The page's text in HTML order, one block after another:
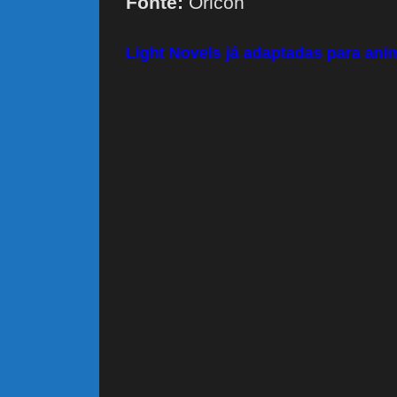
Light Novels já adaptadas para